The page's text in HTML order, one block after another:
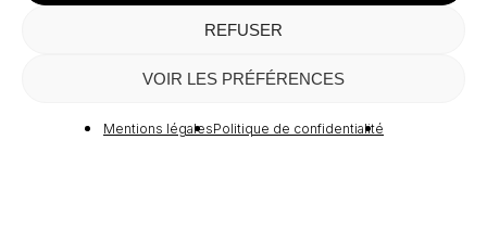
REFUSER
VOIR LES PRÉFÉRENCES
Mentions légalesPolitique de confidentialité